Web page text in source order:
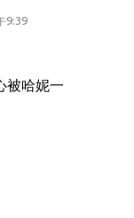
9:39
被哈妮一